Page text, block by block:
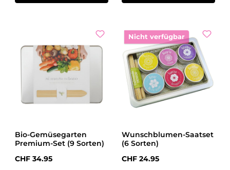
Bio-Gemüsegarten
Premium-Set (9 Sorten)
Regulärer Preis:
CHF 34.95
Nicht verfügbar
Wunschblumen-Saatset
(6 Sorten)
Regulärer Preis:
CHF 24.95